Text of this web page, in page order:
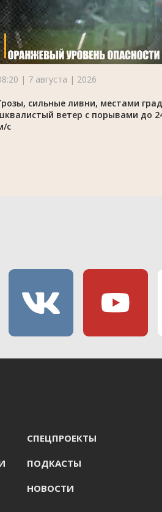
| 7 августа | 2026
сильные ливни, местами
ветер с порывами до
с
СПЕЦПРОЕКТЫ
ПОДКАСТЫ
НОВОСТИ